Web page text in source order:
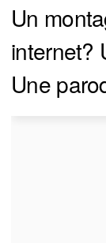
Un
internet?
Une